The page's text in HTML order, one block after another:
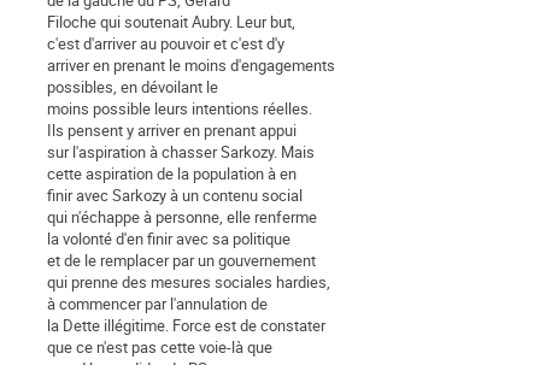
Filoche qui soutenait Aubry. Leur but,
c'est d'arriver au pouvoir et c'est d'y
arriver en prenant le moins d'engagements
possibles, en dévoilant le
moins possible leurs intentions réelles.
Ils pensent y arriver en prenant appui
sur l'aspiration à chasser Sarkozy. Mais
cette aspiration de la population à en
finir avec Sarkozy à un contenu social
qui n'échappe à personne, elle renferme
la volonté d'en finir avec sa politique
et de le remplacer par un gouvernement
qui prenne des mesures sociales hardies,
à commencer par l'annulation de
la Dette illégitime. Force est de constater
que ce n'est pas cette voie-là que